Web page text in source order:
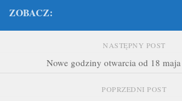
ZOBACZ:
NASTĘPNY POST
Nowe godziny otwarcia od 18
POPRZEDNI POST